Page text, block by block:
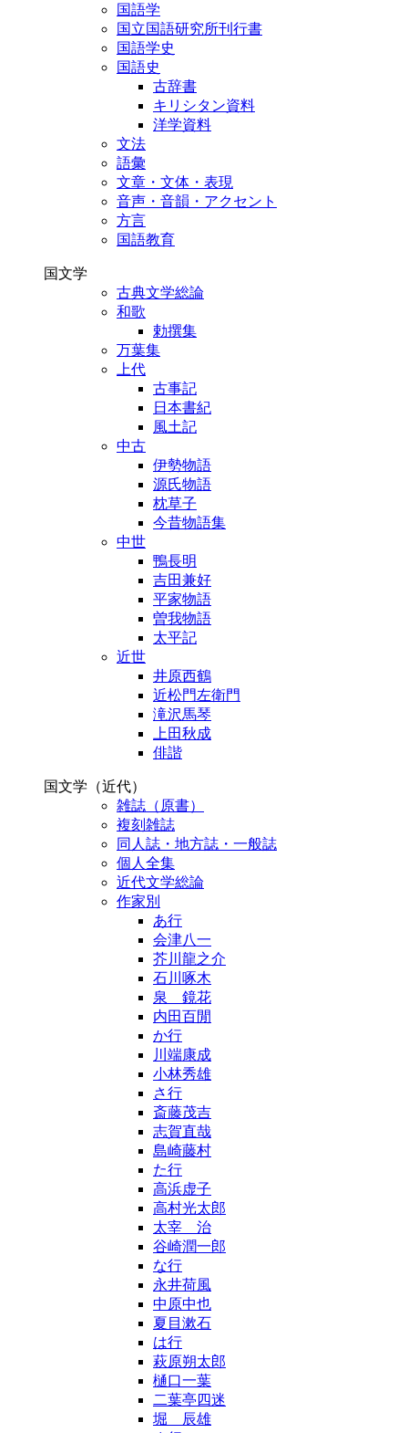
国語学
国立国語研究所刊行書
国語学史
国語史
古辞書
キリシタン資料
洋学資料
文法
語彙
文章・文体・表現
音声・音韻・アクセント
方言
国語教育
国文学
古典文学総論
和歌
勅撰集
万葉集
上代
古事記
日本書紀
風土記
中古
伊勢物語
源氏物語
枕草子
今昔物語集
中世
鴨長明
吉田兼好
平家物語
曽我物語
太平記
近世
井原西鶴
近松門左衛門
滝沢馬琴
上田秋成
俳諧
国文学（近代）
雑誌（原書）
複刻雑誌
同人誌・地方誌・一般誌
個人全集
近代文学総論
作家別
あ行
会津八一
芥川龍之介
石川啄木
泉 鏡花
内田百閒
か行
川端康成
小林秀雄
さ行
斎藤茂吉
志賀直哉
島崎藤村
た行
高浜虚子
高村光太郎
太宰 治
谷崎潤一郎
な行
永井荷風
中原中也
夏目漱石
は行
萩原朔太郎
樋口一葉
二葉亭四迷
堀 辰雄